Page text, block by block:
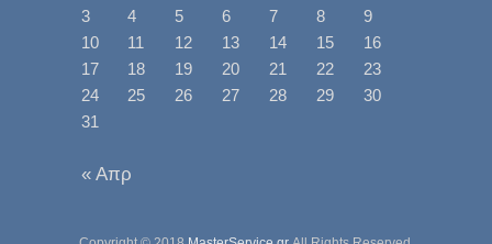
3
4 5 6 7 8
9
10
11 12 13 14 15
16
17
18 19 20 21 22
23
24
25 26 27 28 29
30
31
« Απρ